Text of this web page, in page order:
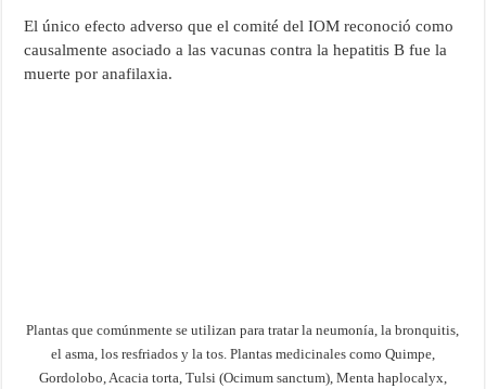
El único efecto adverso que el comité del IOM reconoció como
causalmente asociado a las vacunas contra la hepatitis B fue la
muerte por anafilaxia.
Plantas que comúnmente se utilizan para tratar la neumonía, la bronquitis,
el asma, los resfriados y la tos. Plantas medicinales como Quimpe,
Gordolobo, Acacia torta, Tulsi (Ocimum sanctum), Menta haplocalyx,